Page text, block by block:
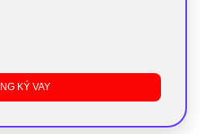
KÝ VAY